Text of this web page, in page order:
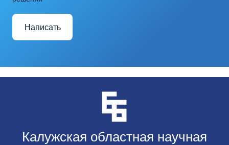
Написать
Калужская областная научная